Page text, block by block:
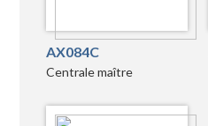
AX084C
Centrale maître